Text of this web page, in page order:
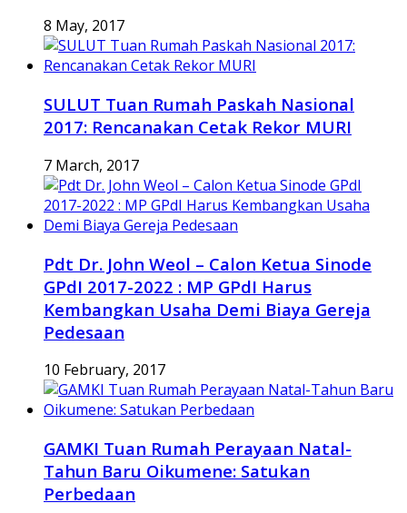
8 May, 2017
SULUT Tuan Rumah Paskah Nasional
2017: Rencanakan Cetak Rekor MURI
7 March, 2017
Pdt Dr. John Weol – Calon Ketua Sinode
GPdI 2017-2022 : MP GPdI Harus
Kembangkan Usaha Demi Biaya Gereja
Pedesaan
10 February, 2017
GAMKI Tuan Rumah Perayaan Natal-
Tahun Baru Oikumene: Satukan
Perbedaan